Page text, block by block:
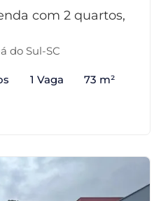
com 2 quartos,
do Sul-SC
1 Vaga 73 m²